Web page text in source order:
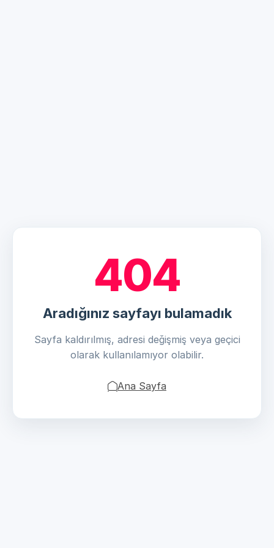
404
Aradığınız sayfayı bulamadık
Sayfa kaldırılmış, adresi değişmiş veya geçici
olarak kullanılamıyor olabilir.
Ana Sayfa